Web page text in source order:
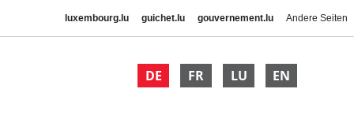
luxembourg.lu guichet.lu gouvernement.lu Andere Seiten
DE FR LU EN